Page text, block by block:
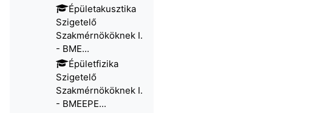
Épületakusztika
Szigetelő
Szakmérnököknek I.
- BME...
Épületfizika
Szigetelő
Szakmérnököknek I.
- BMEEPE...